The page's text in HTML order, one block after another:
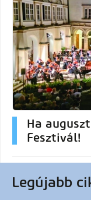
Ha
Fesztivál!
Legújabb